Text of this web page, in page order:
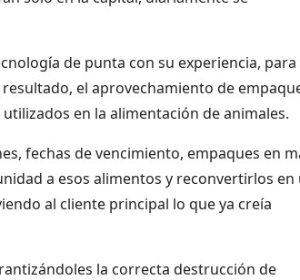
de punta con su experiencia, para
el aprovechamiento de
en la alimentación de animales.
fechas de vencimiento, empaques en
a esos alimentos y reconvertirlos en
al cliente principal lo que ya creía
la correcta destrucción de